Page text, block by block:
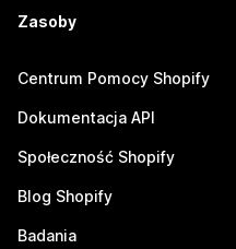
Zasoby
Centrum Pomocy Shopify
Dokumentacja API
Społeczność Shopify
Blog Shopify
Badania